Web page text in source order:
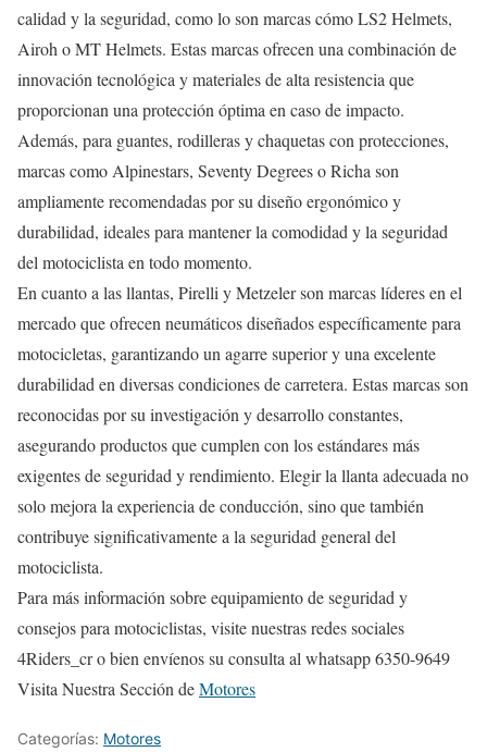
calidad y la seguridad, como lo son marcas cómo LS2 Helmets,
Airoh o MT Helmets. Estas marcas ofrecen una combinación de
innovación tecnológica y materiales de alta resistencia que
proporcionan una protección óptima en caso de impacto.
Además, para guantes, rodilleras y chaquetas con protecciones,
marcas como Alpinestars, Seventy Degrees o Richa son
ampliamente recomendadas por su diseño ergonómico y
durabilidad, ideales para mantener la comodidad y la seguridad
del motociclista en todo momento.
En cuanto a las llantas, Pirelli y Metzeler son marcas líderes en el
mercado que ofrecen neumáticos diseñados específicamente para
motocicletas, garantizando un agarre superior y una excelente
durabilidad en diversas condiciones de carretera. Estas marcas son
reconocidas por su investigación y desarrollo constantes,
asegurando productos que cumplen con los estándares más
exigentes de seguridad y rendimiento. Elegir la llanta adecuada no
solo mejora la experiencia de conducción, sino que también
contribuye significativamente a la seguridad general del
motociclista.
Para más información sobre equipamiento de seguridad y
consejos para motociclistas, visite nuestras redes sociales
4Riders_cr o bien envíenos su consulta al whatsapp 6350-9649
Visita Nuestra Sección deMotores
Categorías: Motores